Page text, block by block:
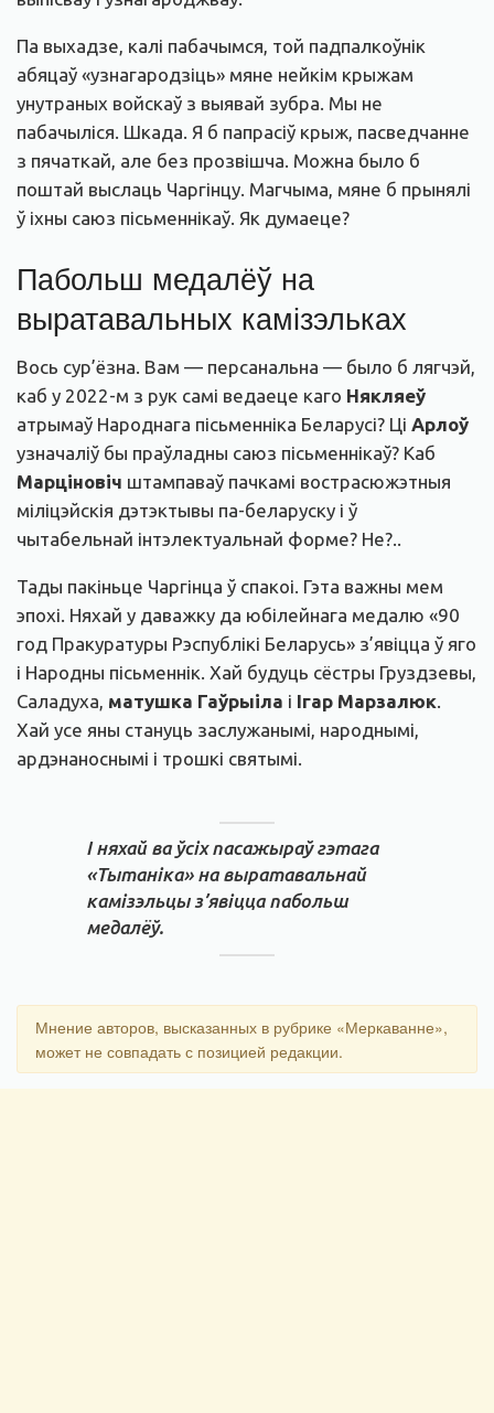
Па выхадзе, калі пабачымся, той падпалкоўнік
абяцаў «узнагародзіць» мяне нейкім крыжам
унутраных войскаў з выявай зубра. Мы не
пабачыліся. Шкада. Я б папрасіў крыж, пасведчанне
з пячаткай, але без прозвішча. Можна было б
поштай выслаць Чаргінцу. Магчыма, мяне б прынялі
ў іхны саюз пісьменнікаў. Як думаеце?
Пабольш медалёў на
выратавальных камізэльках
Вось сур’ёзна. Вам — персанальна — было б лягчэй,
каб у 2022-м з рук самі ведаеце каго Някляеў
атрымаў Народнага пісьменніка Беларусі? Ці Арлоў
узначаліў бы праўладны саюз пісьменнікаў? Каб
Марціновіч штампаваў пачкамі вострасюжэтныя
міліцэйскія дэтэктывы па-беларуску і ў
чытабельнай інтэлектуальнай форме? Не?..
Тады пакіньце Чаргінца ў спакоі. Гэта важны мем
эпохі. Няхай у даважку да юбілейнага медалю «90
год Пракуратуры Рэспублікі Беларусь» з’явіцца ў яго
і Народны пісьменнік. Хай будуць сёстры Груздзевы,
Саладуха, матушка Гаўрыіла і Ігар Марзалюк
Хай усе яны стануць заслужанымі, народнымі,
ардэнаноснымі і трошкі святымі.
І няхай ва ўсіх пасажыраў гэтага
«Тытаніка» на выратавальнай
камізэльцы з’явіцца пабольш
медалёў.
Мнение авторов, высказанных в рубрике «Меркаванне»,
может не совпадать с позицией редакции.